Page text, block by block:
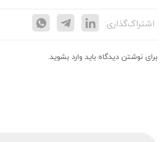
اشتراک‌گذاری:
برای نوشتن دیدگاه باید وارد بشوید.